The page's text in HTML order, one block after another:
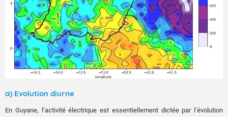
a) Evolution diurne
En Guyane, l’activité électrique est essentiellement dictée par l’évolution